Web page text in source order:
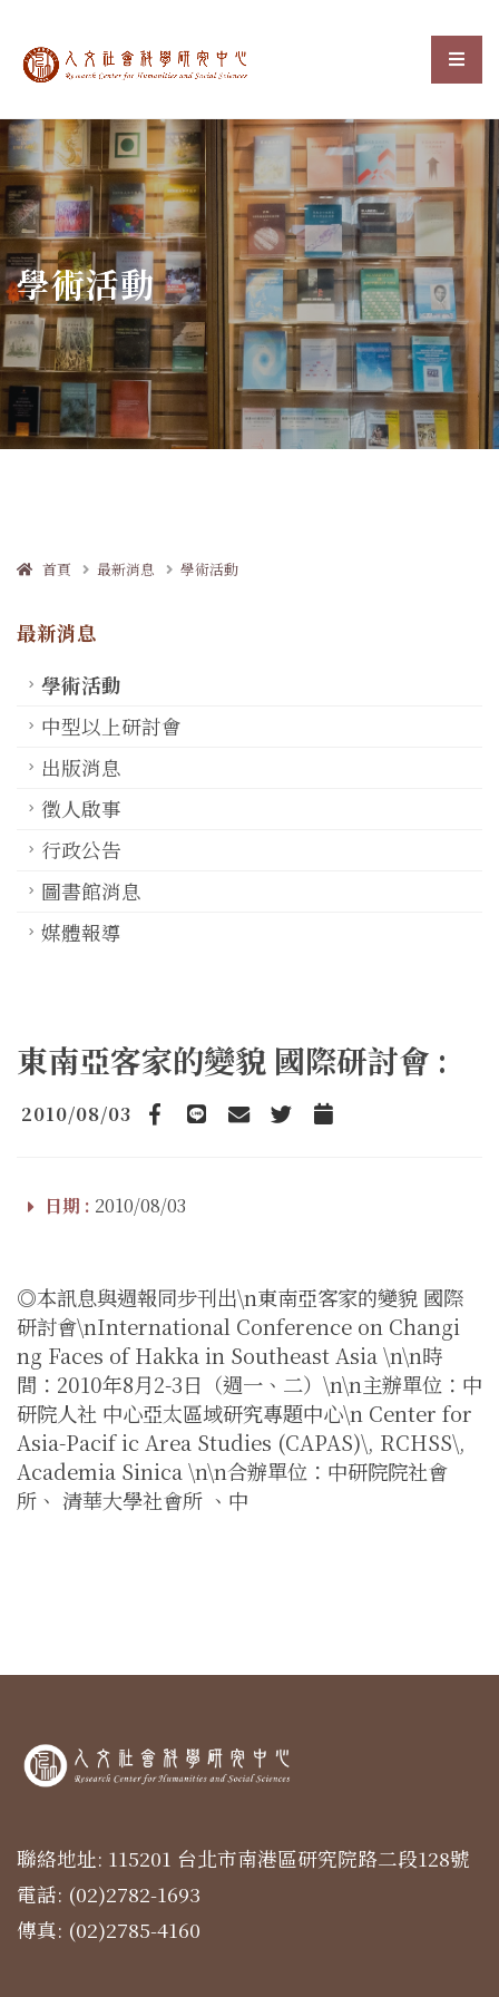
中央研究院人文社會科選
:::
學術活動
首頁 最新消息 學術活動
最新消息
學術活動
中型以上研討會
出版消息
徵人啟事
行政公告
圖書館消息
媒體報導
東南亞客家的變貌 國際研討會 :
2010/08/03
Facebook
line emailTwitterAdd to Calendar
日期 : 2010/08/03
◎本訊息與週報同步刊出\n東南亞客家的變貌 國際
研討會\nInternational Conference on Changi
ng Faces of Hakka in Southeast Asia \n\n時
間：2010年8月2-3日（週一、二）\n\n主辦單位：中
研院人社 中心亞太區域研究專題中心\n Center for
Asia-Pacif ic Area Studies (CAPAS)\, RCHSS\,
Academia Sinica \n\n合辦單位：中研院院社會
所、 清華大學社會所 、中
聯絡地址: 115201 台北市南港區研究院路二段128號
電話: (02)2782-1693
傳真: (02)2785-4160